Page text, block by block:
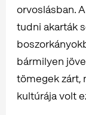
orvoslásban.
tudni akarták
bármilyen
tömegek zárt,
kultúrája volt